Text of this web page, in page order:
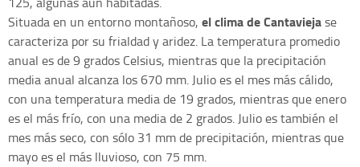
Situada en un entorno montañoso, el clima de Cantaviejase
caracteriza por su frialdad y aridez. La temperatura promedio
anual es de 9 grados Celsius, mientras que la precipitación
media anual alcanza los 670 mm. Julio es el mes más cálido,
con una temperatura media de 19 grados, mientras que enero
es el más frío, con una media de 2 grados. Julio es también el
mes más seco, con sólo 31 mm de precipitación, mientras que
mayo es el más lluvioso, con 75 mm.